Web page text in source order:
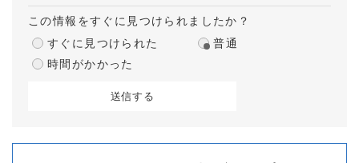
この情報をすぐに見つけられましたか？
すぐに見つけられた
普通
時間がかかった